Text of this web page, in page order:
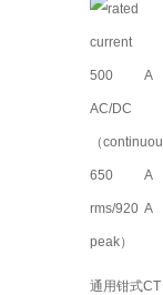
通用钳式